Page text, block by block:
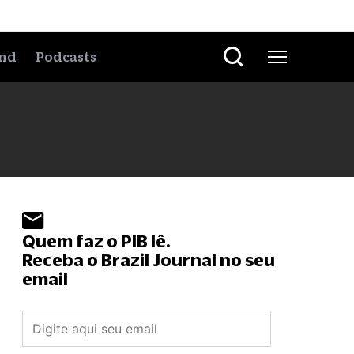
Podcasts
Quem faz o PIB lê.
Receba o Brazil Journal no seu
email